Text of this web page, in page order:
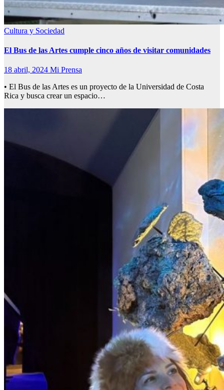
Cultura y Sociedad
El Bus de las Artes cumple cinco años de visitar comunidades
18 abril, 2024 Mi Prensa
• El Bus de las Artes es un proyecto de la Universidad de Costa
Rica y busca crear un espacio…